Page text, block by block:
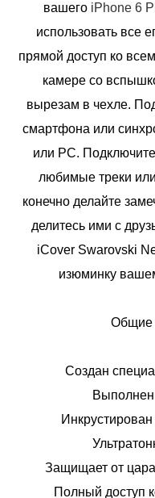
вашего iPhone 6
использовать все
прямой доступ ко
камере со
вырезам в чехле.
смартфона или
или РС.
любимые треки
конечно делайте
делитесь ими с
iCover Swarovski
изюминку
Общие
Создан
Выполнен
Защищает от
Полный доступ